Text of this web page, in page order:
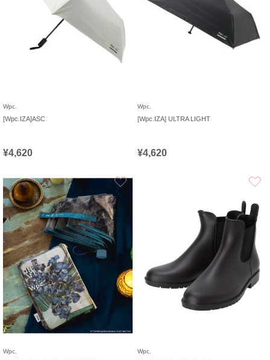
Wpc.
[Wpc.IZA]ASC
¥4,620
Wpc.
[Wpc.IZA] ULTRA LIGHT
¥4,620
Wpc. Wpc.